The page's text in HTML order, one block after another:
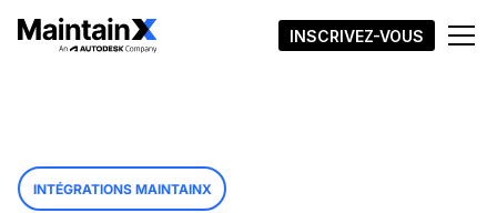
INSCRIVEZ-VOUS
INTÉGRATIONS MAINTAINX